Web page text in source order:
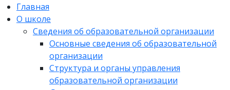
Главная
О школе
Сведения об образовательной организации
Основные сведения об образовательной
организации
Структура и органы управления
образовательной организации